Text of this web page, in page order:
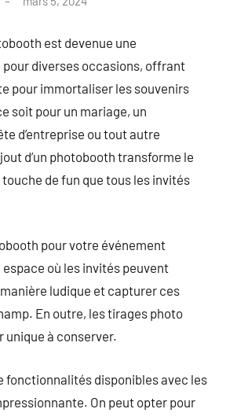
est devenue une
diverses occasions, offrant
pour immortaliser les souvenirs
soit pour un mariage, un
d’entreprise ou tout autre
d’un photobooth transforme le
de fun que tous les invités
pour votre événement
où les invités peuvent
manière ludique et capturer ces
En outre, les tirages photo
unique à conserver.
fonctionnalités disponibles avec les
On peut opter pour